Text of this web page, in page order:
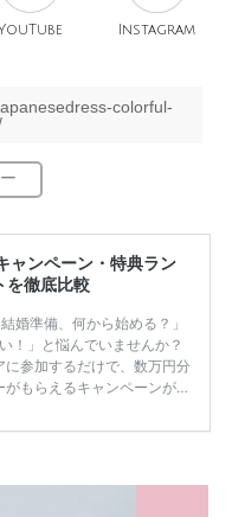
Instagram
colorful-
ャンペーン・特典ラン
を徹底比較
婚準備、何から始める？」
！」と悩んでいませんか？
参加するだけで、数万円分
もらえるキャンペーンがあ
損をしてしまうことも……。